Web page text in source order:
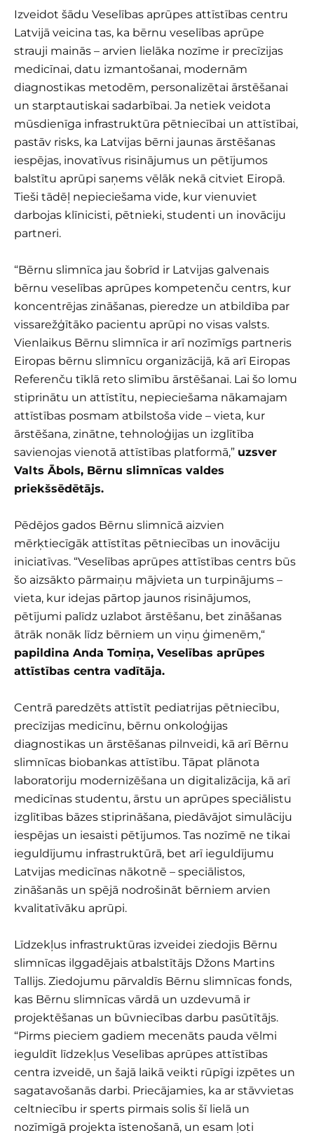
Izveidot šādu Veselības aprūpes attīstības centru
Latvijā veicina tas, ka bērnu veselības aprūpe
strauji mainās – arvien lielāka nozīme ir precīzijas
medicīnai, datu izmantošanai, modernām
diagnostikas metodēm, personalizētai ārstēšanai
un starptautiskai sadarbībai. Ja netiek veidota
mūsdienīga infrastruktūra pētniecībai un attīstībai,
pastāv risks, ka Latvijas bērni jaunas ārstēšanas
iespējas, inovatīvus risinājumus un pētījumos
balstītu aprūpi saņems vēlāk nekā citviet Eiropā.
Tieši tādēļ nepieciešama vide, kur vienuviet
darbojas klīnicisti, pētnieki, studenti un inovāciju
partneri.
“Bērnu slimnīca jau šobrīd ir Latvijas galvenais
bērnu veselības aprūpes kompetenču centrs, kur
koncentrējas zināšanas, pieredze un atbildība par
vissarežģītāko pacientu aprūpi no visas valsts.
Vienlaikus Bērnu slimnīca ir arī nozīmīgs partneris
Eiropas bērnu slimnīcu organizācijā, kā arī Eiropas
Referenču tīklā reto slimību ārstēšanai. Lai šo lomu
stiprinātu un attīstītu, nepieciešama nākamajam
attīstības posmam atbilstoša vide – vieta, kur
ārstēšana, zinātne, tehnoloģijas un izglītība
savienojas vienotā attīstības platformā,” uzsver
Valts Ābols, Bērnu slimnīcas valdes
priekšsēdētājs.
Pēdējos gados Bērnu slimnīcā aizvien
mērķtiecīgāk attīstītas pētniecības un inovāciju
iniciatīvas. “Veselības aprūpes attīstības centrs būs
šo aizsākto pārmaiņu mājvieta un turpinājums –
vieta, kur idejas pārtop jaunos risinājumos,
pētījumi palīdz uzlabot ārstēšanu, bet zināšanas
ātrāk nonāk līdz bērniem un viņu ģimenēm,“
papildina Anda Tomiņa, Veselības aprūpes
attīstības centra vadītāja.
Centrā paredzēts attīstīt pediatrijas pētniecību,
precīzijas medicīnu, bērnu onkoloģijas
diagnostikas un ārstēšanas pilnveidi, kā arī Bērnu
slimnīcas biobankas attīstību. Tāpat plānota
laboratoriju modernizēšana un digitalizācija, kā arī
medicīnas studentu, ārstu un aprūpes speciālistu
izglītības bāzes stiprināšana, piedāvājot simulāciju
iespējas un iesaisti pētījumos. Tas nozīmē ne tikai
ieguldījumu infrastruktūrā, bet arī ieguldījumu
Latvijas medicīnas nākotnē – speciālistos,
zināšanās un spējā nodrošināt bērniem arvien
kvalitatīvāku aprūpi.
Līdzekļus infrastruktūras izveidei ziedojis Bērnu
slimnīcas ilggadējais atbalstītājs Džons Martins
Tallijs. Ziedojumu pārvaldīs Bērnu slimnīcas fonds,
kas Bērnu slimnīcas vārdā un uzdevumā ir
projektēšanas un būvniecības darbu pasūtītājs.
“Pirms pieciem gadiem mecenāts pauda vēlmi
ieguldīt līdzekļus Veselības aprūpes attīstības
centra izveidē, un šajā laikā veikti rūpīgi izpētes un
sagatavošanās darbi. Priecājamies, ka ar stāvvietas
celtniecību ir sperts pirmais solis šī lielā un
nozīmīgā projekta īstenošanā, un esam ļoti